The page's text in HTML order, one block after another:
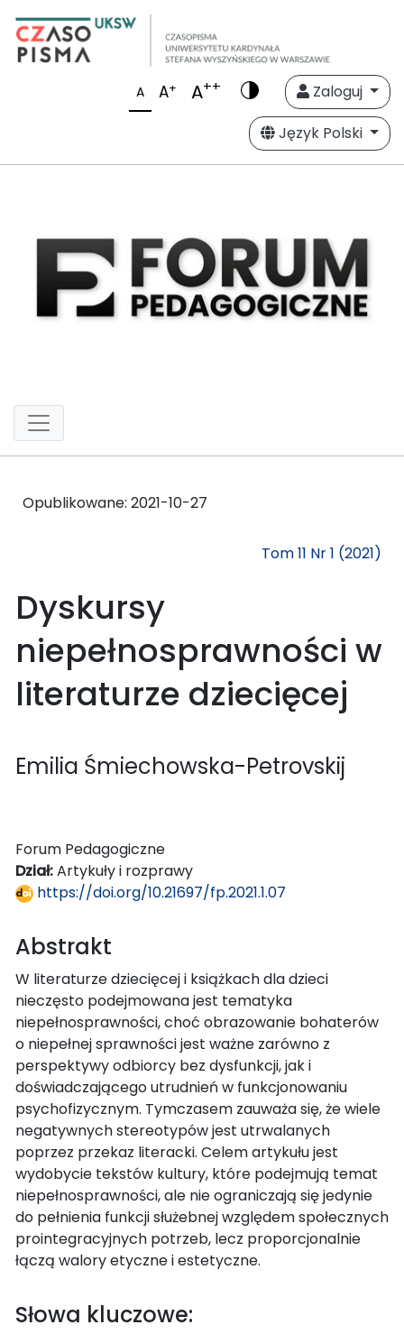
A A+ A++
Zaloguj
Język Polski
Opublikowane: 2021-10-27
Tom 11 Nr 1 (2021)
Dyskursy
niepełnosprawności w
literaturze dziecięcej
Emilia Śmiechowska-Petrovskij
Forum Pedagogiczne
Dział:Artykuły i rozprawy
https://doi.org/10.21697/fp.2021.1.07
Abstrakt
W literaturze dziecięcej i książkach dla dzieci
nieczęsto podejmowana jest tematyka
niepełnosprawności, choć obrazowanie bohaterów
o niepełnej sprawności jest ważne zarówno z
perspektywy odbiorcy bez dysfunkcji, jak i
doświadczającego utrudnień w funkcjonowaniu
psychofizycznym. Tymczasem zauważa się, że wiele
negatywnych stereotypów jest utrwalanych
poprzez przekaz literacki. Celem artykułu jest
wydobycie tekstów kultury, które podejmują temat
niepełnosprawności, ale nie ograniczają się jedynie
do pełnienia funkcji służebnej względem społecznych
prointegracyjnych potrzeb, lecz proporcjonalnie
łączą walory etyczne i estetyczne.
Słowa kluczowe: